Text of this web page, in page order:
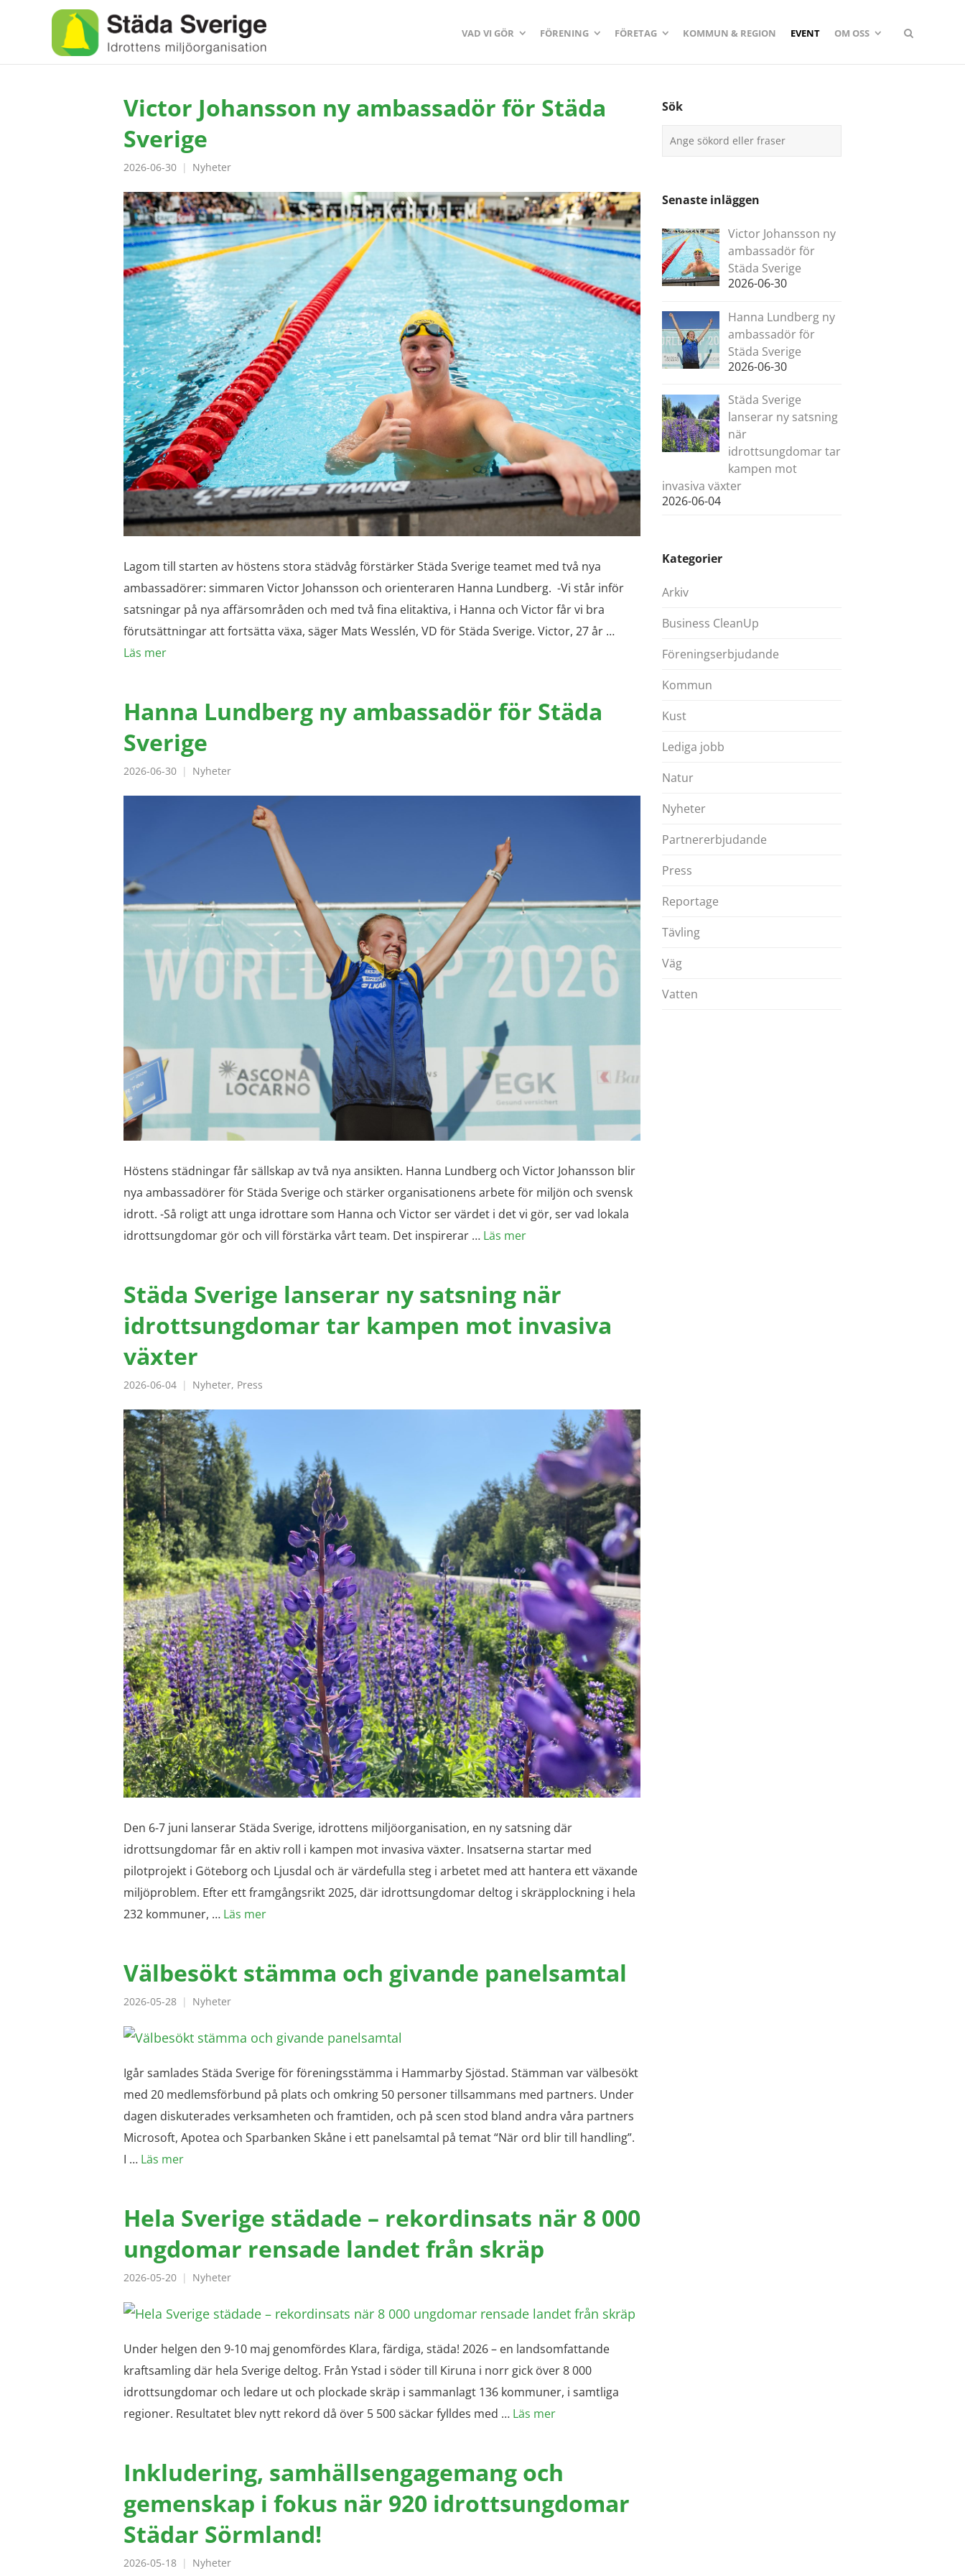
VAD VI GÖR FÖRENING FÖRETAG KOMMUN & REGION EVENT OM OSS
Victor Johansson ny ambassadör för Städa
Sverige
2026-06-30 Nyheter
Lagom till starten av höstens stora städvåg förstärker Städa Sverige teamet med två nya
ambassadörer: simmaren Victor Johansson och orienteraren Hanna Lundberg. -Vi står inför
satsningar på nya affärsområden och med två fina elitaktiva, i Hanna och Victor får vi bra
förutsättningar att fortsätta växa, säger Mats Wesslén, VD för Städa Sverige. Victor, 27 år …
Läs mer
Hanna Lundberg ny ambassadör för Städa
Sverige
2026-06-30 Nyheter
Höstens städningar får sällskap av två nya ansikten. Hanna Lundberg och Victor Johansson blir
nya ambassadörer för Städa Sverige och stärker organisationens arbete för miljön och svensk
idrott. -Så roligt att unga idrottare som Hanna och Victor ser värdet i det vi gör, ser vad lokala
idrottsungdomar gör och vill förstärka vårt team. Det inspirerar … Läs mer
Städa Sverige lanserar ny satsning när
idrottsungdomar tar kampen mot invasiva
växter
2026-06-04 Nyheter, Press
Den 6-7 juni lanserar Städa Sverige, idrottens miljöorganisation, en ny satsning där
idrottsungdomar får en aktiv roll i kampen mot invasiva växter. Insatserna startar med
pilotprojekt i Göteborg och Ljusdal och är värdefulla steg i arbetet med att hantera ett växande
miljöproblem. Efter ett framgångsrikt 2025, där idrottsungdomar deltog i skräpplockning i hela
232 kommuner, … Läs mer
Välbesökt stämma och givande panelsamtal
2026-05-28 Nyheter
Igår samlades Städa Sverige för föreningsstämma i Hammarby Sjöstad. Stämman var välbesökt
med 20 medlemsförbund på plats och omkring 50 personer tillsammans med partners. Under
dagen diskuterades verksamheten och framtiden, och på scen stod bland andra våra partners
Microsoft, Apotea och Sparbanken Skåne i ett panelsamtal på temat “När ord blir till handling”.
I … Läs mer
Hela Sverige städade – rekordinsats när 8 000
ungdomar rensade landet från skräp
2026-05-20 Nyheter
Under helgen den 9-10 maj genomfördes Klara, färdiga, städa! 2026 – en landsomfattande
kraftsamling där hela Sverige deltog. Från Ystad i söder till Kiruna i norr gick över 8 000
idrottsungdomar och ledare ut och plockade skräp i sammanlagt 136 kommuner, i samtliga
regioner. Resultatet blev nytt rekord då över 5 500 säckar fylldes med … Läs mer
Inkludering, samhällsengagemang och
gemenskap i fokus när 920 idrottsungdomar
Städar Sörmland!
2026-05-18 Nyheter
Sök
Senaste inläggen
Victor Johansson ny
ambassadör för
Städa Sverige
2026-06-30
Hanna Lundberg ny
ambassadör för
Städa Sverige
2026-06-30
Städa Sverige
lanserar ny satsning
när
idrottsungdomar tar
kampen mot
invasiva växter
2026-06-04
Kategorier
Arkiv
Business CleanUp
Föreningserbjudande
Kommun
Kust
Lediga jobb
Natur
Nyheter
Partnererbjudande
Press
Reportage
Tävling
Väg
Vatten